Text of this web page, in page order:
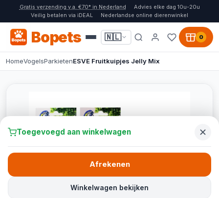
Gratis verzending v.a. €70* in Nederland
Advies elke dag 10u-20u
Veilig betalen via iDEAL
Nederlandse online dierenwinkel
Bopets 🇳🇱 0
HomeVogelsParkietenESVE Fruitkuipjes Jelly Mix
Toegevoegd aan winkelwagen
Winkelwagen bekijken
Afrekenen